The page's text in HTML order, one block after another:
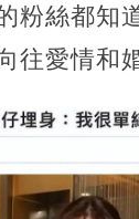
粉絲都知
往愛情和